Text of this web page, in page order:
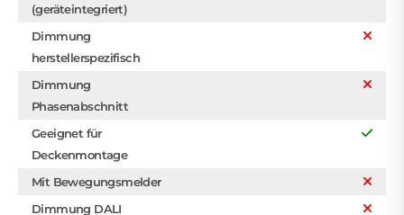
(geräteintegriert)
Dimmung
herstellerspezifisch
Dimmung
Phasenabschnitt
Geeignet für
Deckenmontage
Mit Bewegungsmelder
Dimmung DALI